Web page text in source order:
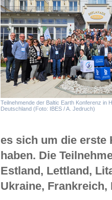
Teilnehmende der Baltic Earth Konferenz in
Deutschland (Foto: IBES / A. Jedruch)
es sich um die erste
haben. Die
Estland, Lettland,
Ukraine, Frankreich,